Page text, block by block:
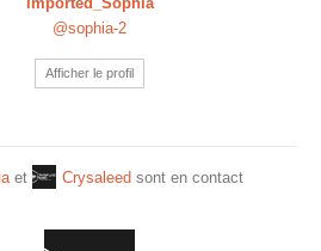
@sophia-2
Afficher le profil
et Crysaleed sont en contact